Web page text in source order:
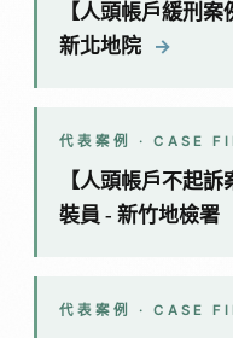
【人頭帳戶緩刑
新北地院
→
代表案例 · CASE
【人頭帳戶不起
裝員 - 新竹地檢署
代表案例 · CASE